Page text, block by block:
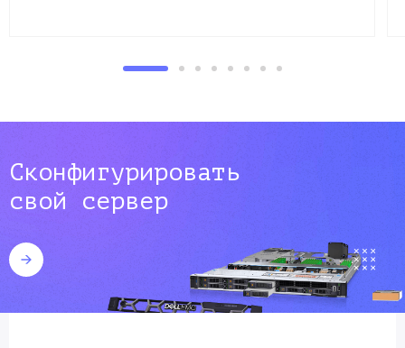
Сконфигурировать
свой сервер